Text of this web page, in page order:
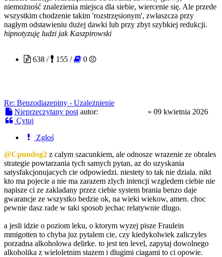
niemożność znalezienia miejsca dla siebie, wiercenie się. Ale przede
wszystkim chodzenie takim 'rozstrzęsionym', zwłaszcza przy
nagłym odstawieniu dużej dawki lub przy zbyt szybkiej redukcji.
hipnotyzuję ludzi jak Kaszpirowski
638 /
155 / 0
Re: Benzodiazepiny - Uzależnienie
Nieprzeczytany post autor: » 09 kwietnia 2026
Cytuj
Zgłoś
@Cpundog2 z calym szacunkiem, ale odnosze wrazenie ze obrales
strategie powtarzania tych samych pytan, az do uzyskania
satysfakcjonujacych cie odpowiedzi. niestety to tak nie dziala. nikt
kto ma pojecie a nie ma zarazem zlych intencji wzgledem ciebie nie
napisze ci ze zakladany przez ciebie system brania benzo daje
gwarancje ze wszystko bedzie ok, na wieki wiekow, amen. choc
pewnie dasz rade w taki sposob jechac relatywnie dlugo.
a jesli idzie o poziom leku, o ktorym wyzej pisze Fraulein
mmigotten to chyba juz pytalem cie, czy kiedykolwiek zaliczyles
porzadna alkoholowa delirke. to jest ten level, zapytaj dowolnego
alkoholika z wieloletnim stazem i dlugimi ciagami to ci opowie.